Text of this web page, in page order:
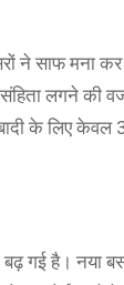
साफ मना कर
लगने की
के लिए केवल
गई है। नया